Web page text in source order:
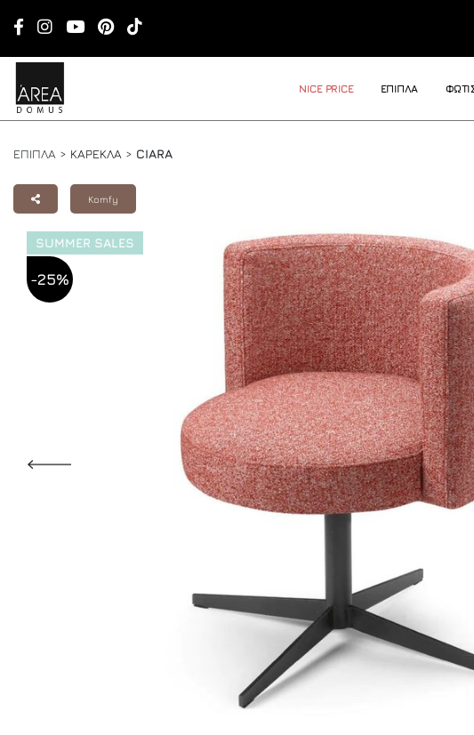
NICE PRICE ΕΠΙΠΛΑ
ΕΠΙΠΛΑ > ΚΑΡΕΚΛΑ > CIARA
Komfy
SUMMER SALES
-25%